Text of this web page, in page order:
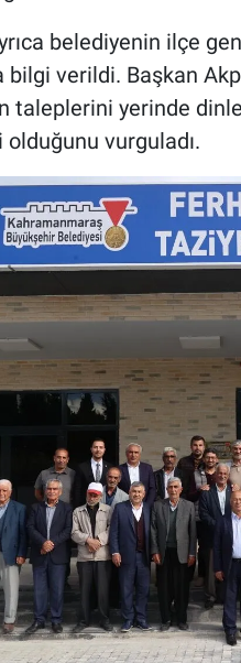
belediyenin ilçe
verildi. Başkan
taleplerini yerinde
olduğunu vurguladı.